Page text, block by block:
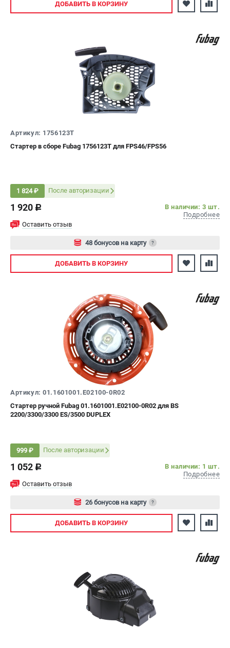
ДОБАВИТЬ В КОРЗИНУ
Артикул: 1756123T
Стартер в сборе Fubag 1756123T для FPS46/FPS56
1 824 ₽ После авторизации
1 920 c
В наличии: 3 шт.
Подробнее
Оставить отзыв
48 бонусов на карту ?
Авторизуйтесь
ДОБАВИТЬ В КОРЗИНУ
Артикул: 01.1601001.E02100-0R02
Стартер ручной Fubag 01.1601001.E02100-0R02 для BS
2200/3300/3300 ES/3500 DUPLEX
999 ₽ После авторизации
1 052 c
В наличии: 1 шт.
Подробнее
Оставить отзыв
26 бонусов на карту ?
Авторизуйтесь
ДОБАВИТЬ В КОРЗИНУ